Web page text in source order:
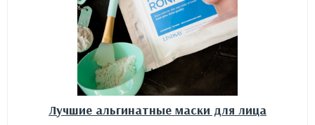
Лучшие альгинатные маски для лица